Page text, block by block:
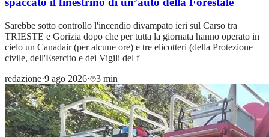
Sarebbe sotto controllo l'incendio divampato ieri sul Carso tra
TRIESTE e Gorizia dopo che per tutta la giornata hanno operato in
cielo un Canadair (per alcune ore) e tre elicotteri (della Protezione
civile, dell'Esercito e dei Vigili del f
redazione·9 ago 2026· 3 min